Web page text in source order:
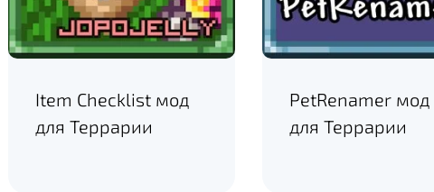
Item Checklist мод
для Террарии
PetRenamer мод
для Террарии